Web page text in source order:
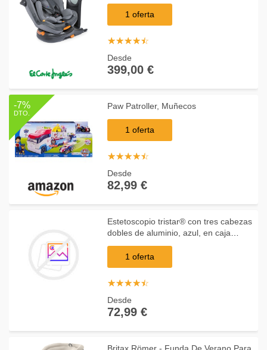
1 oferta
☆☆☆☆☆
★★★★★
Desde
399,00 €
-7%
DTO.
Paw Patroller, Muñecos
1 oferta
☆☆☆☆☆
★★★★★
Desde
82,99 €
Estetoscopio tristar® con tres cabezas
dobles de aluminio, azul, en caja
expositora de cartón
1 oferta
☆☆☆☆☆
★★★★★
Desde
72,99 €